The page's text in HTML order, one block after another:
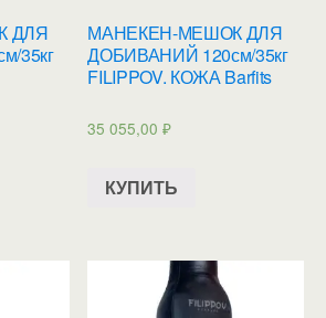
ДЛЯ
35кг
МАНЕКЕН-МЕШОК ДЛЯ
ДОБИВАНИЙ 120см/35кг
FILIPPOV. КОЖА Barfits
35 055,00₽
КУПИТЬ